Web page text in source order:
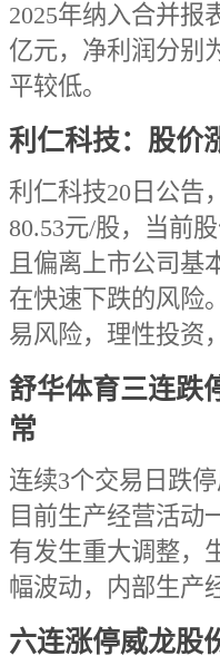
2025年纳入合并报
亿元，净利润分别
平较低。
利仁科技：股价
利仁科技20日公告
80.53元/股，当前
且偏离上市公司基
在快速下跌的风险
易风险，理性投资
舒华体育三连跌
常
连续3个交易日跌
目前生产经营活动
有发生重大调整，
幅波动，内部生产
六连涨停威龙股